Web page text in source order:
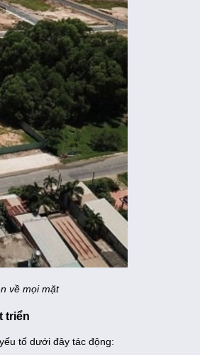
về mọi mặt
triển
tố dưới đây tác động: